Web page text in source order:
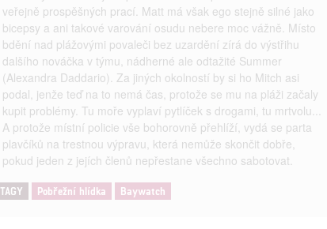
veřejně prospěšných prací. Matt má však ego stejně silné jako
bicepsy a ani takové varování osudu nebere moc vážně. Místo
bdění nad plážovými povaleči bez uzardění zírá do výstřihu
dalšího nováčka v týmu, nádherné ale odtažité Summer
(Alexandra Daddario). Za jiných okolností by si ho Mitch asi
podal, jenže teď na to nemá čas, protože se mu na pláži začaly
kupit problémy. Tu moře vyplaví pytlíček s drogami, tu mrtvolu...
A protože místní policie vše bohorovně přehlíží, vydá se parta
plavčíků na trestnou výpravu, která nemůže skončit dobře,
pokud jeden z jejích členů nepřestane všechno sabotovat.
TAGY Pobřežní hlídka Baywatch